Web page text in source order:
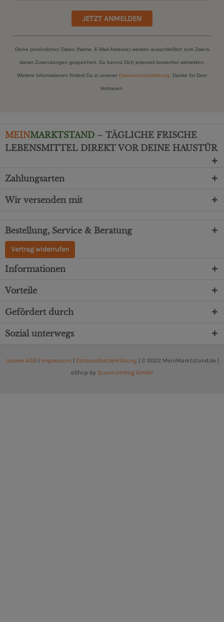
JETZT ANMELDEN
Deine persönlichen Daten (Name, E-Mail-Adresse) werden ausschließlich zum Zweck
dieser Zusendungen gespeichert. Du kannst Dich jederzeit kostenfrei abmelden.
Weitere Informationen findest Du in unserer Datenschutzerklärung. Danke für Dein
Vertrauen.
MEINMARKTSTAND – TÄGLICHE FRISCHE
LEBENSMITTEL DIREKT VOR DEINE HAUSTÜR
Zahlungsarten
Wir versenden mit
Bestellung, Service & Beratung
Vertrag widerrufen
Informationen
Vorteile
Gefördert durch
Sozial unterwegs
Unsere AGB| Impressum | Datenschutzerklärung| © 2022 MeinMarktstand.de |
eShop by Quantumfrog GmbH